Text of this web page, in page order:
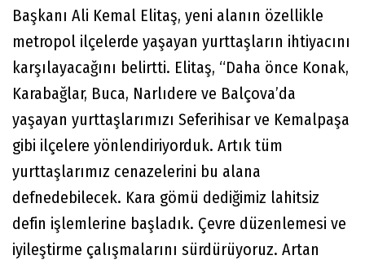
Başkanı Ali Kemal Elitaş, yeni alanın özellikle
metropol ilçelerde yaşayan yurttaşların ihtiyacını
karşılayacağını belirtti. Elitaş, “Daha önce Konak,
Karabağlar, Buca, Narlıdere ve Balçova’da
yaşayan yurttaşlarımızı Seferihisar ve Kemalpaşa
gibi ilçelere yönlendiriyorduk. Artık tüm
yurttaşlarımız cenazelerini bu alana
defnedebilecek. Kara gömü dediğimiz lahitsiz
defin işlemlerine başladık. Çevre düzenlemesi ve
iyileştirme çalışmalarını sürdürüyoruz. Artan